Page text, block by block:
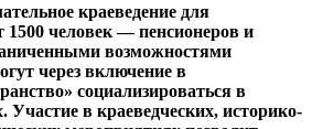
краеведение для
1500 человек — пенсионеров и
возможностями
через включение в
социализироваться в
Участие в краеведческих, историко-